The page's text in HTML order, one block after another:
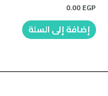
0.00EGP
إضافة إلى السلة